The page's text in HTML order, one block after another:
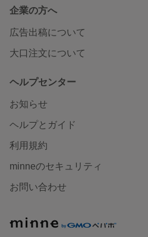
企業の方へ
広告出稿について
大口注文について
ヘルプセンター
お知らせ
ヘルプとガイド
利用規約
minneのセキュリティ
お問い合わせ